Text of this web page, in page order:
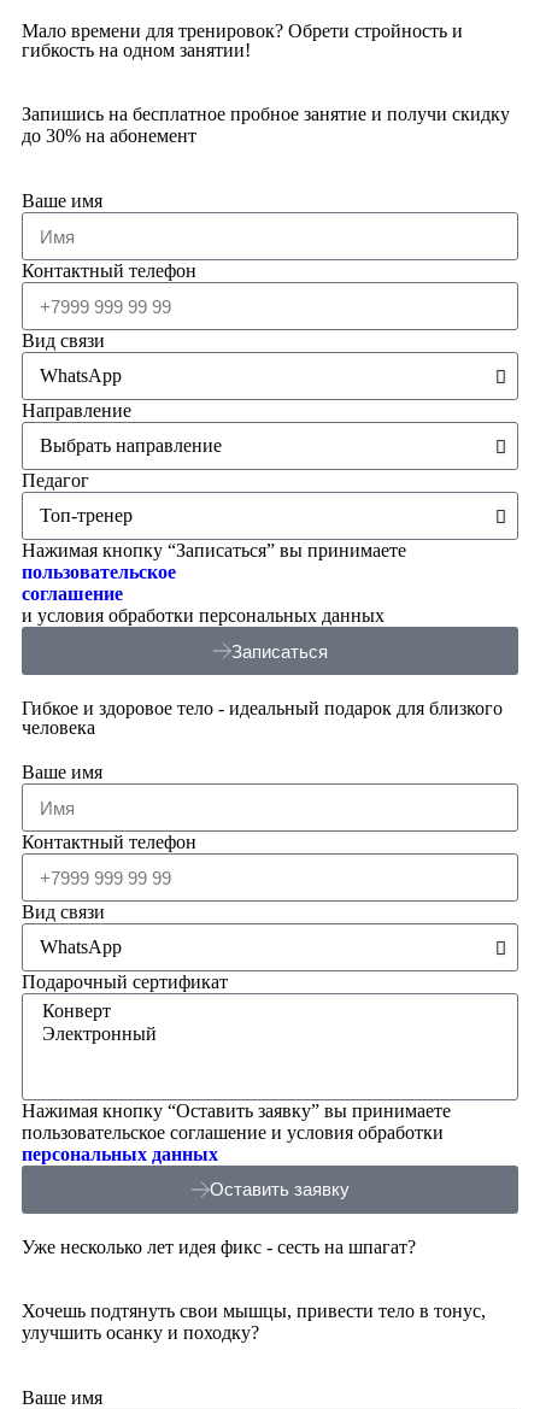
Мало времени для тренировок? Обрети стройность и
гибкость на одном занятии!
Запишись на бесплатное пробное занятие и получи скидку
до 30% на абонемент
Ваше имя
Контактный телефон
Вид связи
Направление
Педагог
Нажимая кнопку “Записаться” вы принимаете
пользовательское
соглашение
и условия обработки персональных данных
Записаться
Гибкое и здоровое тело - идеальный подарок для близкого
человека
Ваше имя
Контактный телефон
Вид связи
Подарочный сертификат
Нажимая кнопку “Оставить заявку” вы принимаете
пользовательское соглашение и условия обработки
персональных данных
Оставить заявку
Уже несколько лет идея фикс - сесть на шпагат?
Хочешь подтянуть свои мышцы, привести тело в тонус,
улучшить осанку и походку?
Ваше имя